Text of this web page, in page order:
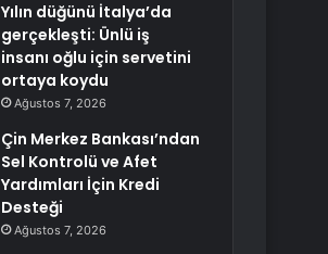
Yılın düğünü İtalya’da
gerçekleşti: Ünlü iş
insanı oğlu için servetini
ortaya koydu
Ağustos 7, 2026
Çin Merkez Bankası’ndan
Sel Kontrolü ve Afet
Yardımları İçin Kredi
Desteği
Ağustos 7, 2026